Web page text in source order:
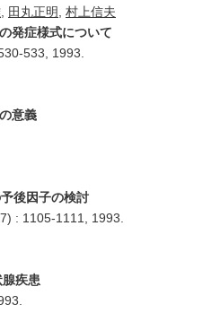
, 田丸正明, 村上信夫
発症様式について
533, 1993.
意義
後因子の検討
: 1105-1111, 1993.
疾患